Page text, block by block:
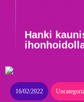
Hanki
16/02/2022